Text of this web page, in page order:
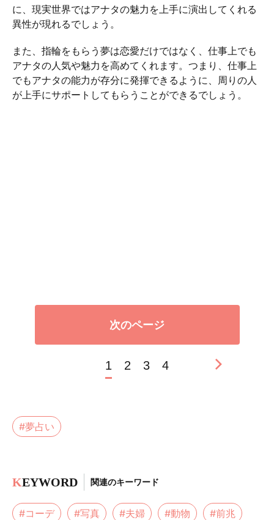
に、現実世界ではアナタの魅力を上手に演出してくれる
異性が現れるでしょう。
また、指輪をもらう夢は恋愛だけではなく、仕事上でも
アナタの人気や魅力を高めてくれます。つまり、仕事上
でもアナタの能力が存分に発揮できるように、周りの人
が上手にサポートしてもらうことができるでしょう。
次のページ
1 2 3 4
#夢占い
KEYWORD 関連のキーワード
#コーデ #写真 #夫婦 #動物 #前兆